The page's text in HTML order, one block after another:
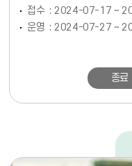
접수
2024-07-17 ~
운영
2024-07-27 ~
종료